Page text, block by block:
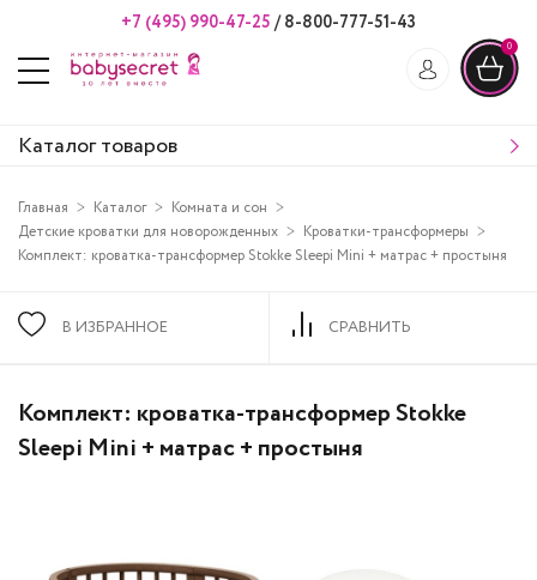
+7 (495) 990-47-25 /8-800-777-51-43
0
Каталог товаров
Главная Каталог
Комната и сон
Детские кроватки для новорожденных
Кроватки-трансформеры
Комплект: кроватка-трансформер Stokke Sleepi Mini + матрас + простыня
В ИЗБРАННОЕ СРАВНИТЬ
Комплект: кроватка-трансформер Stokke
Sleepi Mini + матрас + простыня